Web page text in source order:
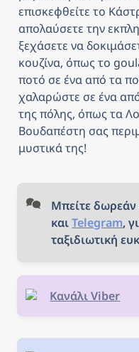
επισκεφθείτε το
απολαύσετε την
ξεχάσετε να
κουζίνα, όπως το
ποτό σε ένα από τα
χαλαρώστε σε ένα
της πόλης, όπως τα
Βουδαπέστη σας
μυστικά της!
Μπείτε
και Telegram,
ταξιδιωτική
Κανάλι Viber